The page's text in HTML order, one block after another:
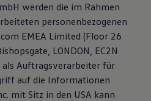
werden die im Rahmen
personenbezogenen
EMEA Limited (Floor 26
LONDON, EC2N
als Auftragsverarbeiter für
auf die Informationen
mit Sitz in den USA kann